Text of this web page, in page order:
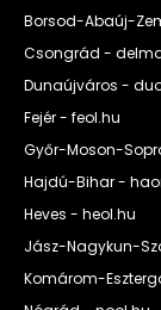
Borsod-Abaúj-
Csongrád -
Dunaújváros -
Fejér - feol.hu
Győr-Moson-
Hajdú-Bihar -
Heves - heol.hu
Jász-Nagykun-
Komárom-